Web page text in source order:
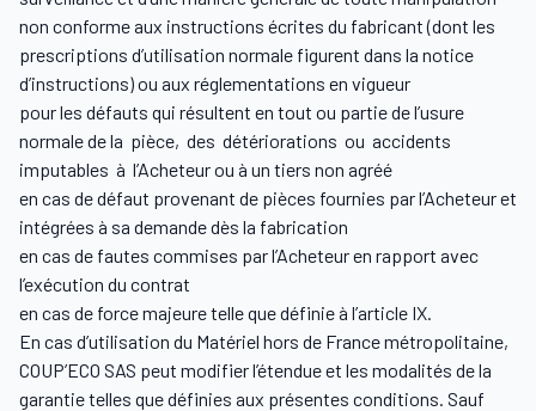
non conforme aux instructions écrites du fabricant (dont les
prescriptions d’utilisation normale figurent dans la notice
d’instructions) ou aux réglementations en vigueur
pour les défauts qui résultent en tout ou partie de l’usure
normale de la pièce, des détériorations ou accidents
imputables à l’Acheteur ou à un tiers non agréé
en cas de défaut provenant de pièces fournies par l’Acheteur et
intégrées à sa demande dès la fabrication
en cas de fautes commises par l’Acheteur en rapport avec
l’exécution du contrat
en cas de force majeure telle que définie à l’article IX.
En cas d’utilisation du Matériel hors de France métropolitaine,
COUP’ECO SAS peut modifier l’étendue et les modalités de la
garantie telles que définies aux présentes conditions. Sauf